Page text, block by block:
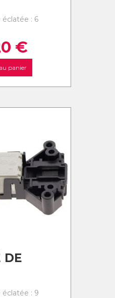
éclatée : 6
€
panier
DE
éclatée : 9